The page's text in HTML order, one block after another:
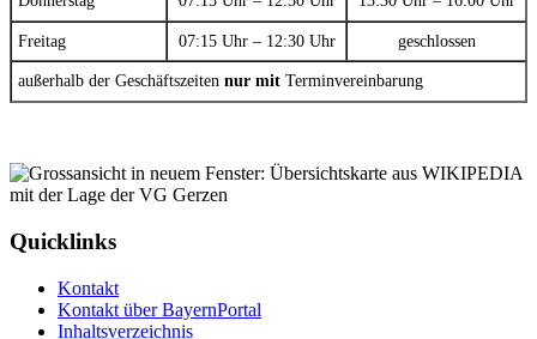
Freitag 07:15 Uhr – 12:30 Uhr geschlossen
außerhalb der Geschäftszeiten nur mit Terminvereinbarung
Quicklinks
Kontakt
Kontakt über BayernPortal
Inhaltsverzeichnis